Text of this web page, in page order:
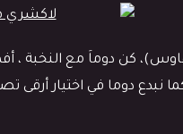
كن دوماَ مع النخبة ،
نبدع دوما في اختيار